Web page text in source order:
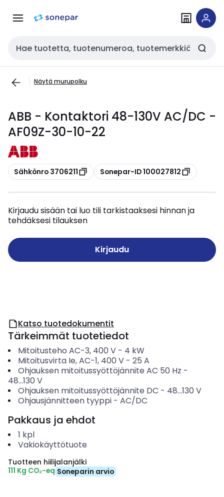
navigointiinsisältöön
Haku
Näytä murupolku
ABB - Kontaktori 48-130V AC/DC -
AF09Z-30-10-22
Kopioi
Sähkönro 3706211 Kopioi
Sonepar-ID 100027812
Kirjaudu sisään tai luo tili tarkistaaksesi hinnan ja
tehdäksesi tilauksen
Kirjaudu
Katso tuotedokumentit
Tärkeimmät tuotetiedot
Mitoitusteho AC-3, 400 V- 4 kW
Mitoitusvirta Ie, AC-1, 400 V- 25 A
Ohjauksen mitoitussyöttöjännite AC 50 Hz -
48...130 V
Ohjauksen mitoitussyöttöjännite DC - 48...130 V
Ohjausjännitteen tyyppi- AC/DC
Pakkaus ja ehdot
1 kpl
Vakiokäyttötuote
Tuotteen hiilijalanjälki
111 Kg CO₂-eq Soneparin arvio